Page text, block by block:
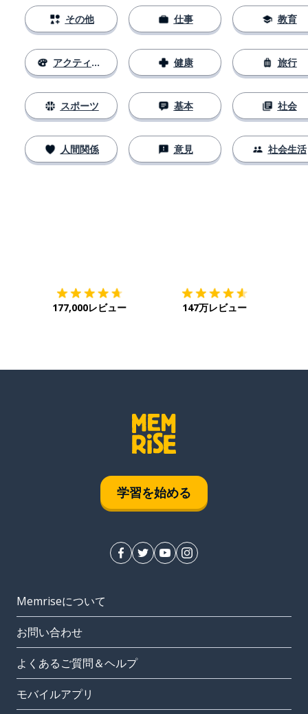
その他
アクティビティ
スポーツ
人間関係
仕事
健康
基本
意見
教育
旅行
社会
社会生活
177,000レビュー 147万レビュー
学習を始める
Memriseについて
お問い合わせ
よくあるご質問＆ヘルプ
モバイルアプリ